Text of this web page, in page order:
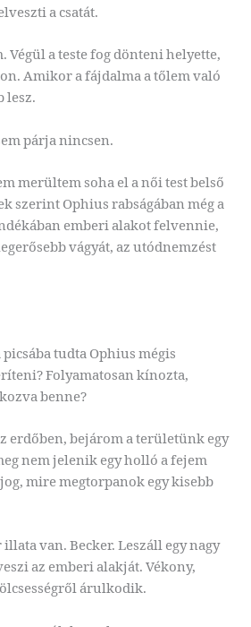
a csatát.
Végül a teste fog dönteni helyette,
Amikor a fájdalma a tőlem való
lesz.
párja nincsen.
merültem soha el a női test belső
szerint Ophius rabságában még a
emberi alakot felvennie,
vágyát, az utódnemzést
tudta Ophius mégis
Folyamatosan kínozta,
benne?
erdőben, bejárom a területünk egy
nem jelenik egy holló a fejem
mire megtorpanok egy kisebb
van. Becker. Leszáll egy nagy
az emberi alakját. Vékony,
árulkodik.